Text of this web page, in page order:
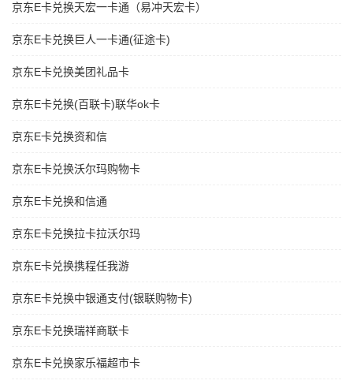
京东E卡兑换天宏一卡通（易冲天宏卡）
京东E卡兑换巨人一卡通(征途卡)
京东E卡兑换美团礼品卡
京东E卡兑换(百联卡)联华ok卡
京东E卡兑换资和信
京东E卡兑换沃尔玛购物卡
京东E卡兑换和信通
京东E卡兑换拉卡拉沃尔玛
京东E卡兑换携程任我游
京东E卡兑换中银通支付(银联购物卡)
京东E卡兑换瑞祥商联卡
京东E卡兑换家乐福超市卡